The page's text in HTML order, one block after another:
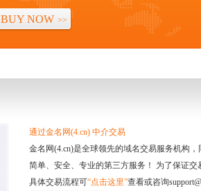
BUY NOW >>
通过金名网(4.cn) 中介交易
金名网(4.cn)是全球领先的域名交易服务机构
简单、安全、专业的第三方服务！ 为了保证
具体交易流程可“点击这里”查看或咨询